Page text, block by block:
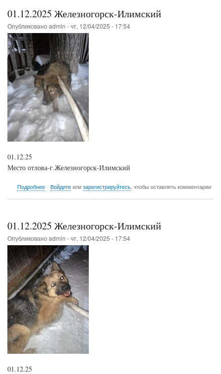
01.12.2025 Железногорск-Илимский
Опубликовано admin -чт, 12/04/2025 - 17:54
01.12.25
Место отлова-г.Железногорск-Илимский
Подробнеео
Войдитеили зарегистрируйтесь, чтобы оставлять комментарии
01.12.2025 Железногорск-Илимский
Опубликовано admin -чт, 12/04/2025 - 17:54
01.12.25